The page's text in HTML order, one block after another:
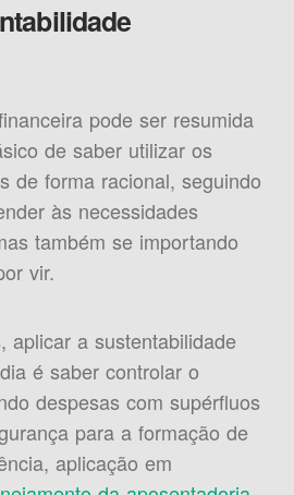
pode ser resumida
de saber utilizar os
de forma racional, seguindo
às necessidades
também se importando
vir.
aplicar a sustentabilidade
é saber controlar o
despesas com supérfluos
para a formação de
aplicação em